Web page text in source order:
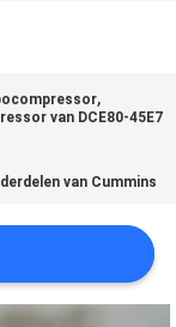
,
van DCE80-45E7
van Cummins